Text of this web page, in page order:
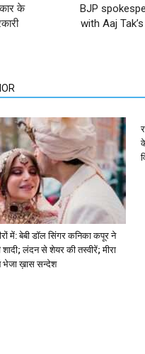
के
BJP
with Aaj
में: बेबी डॉल सिंगर कनिका कपूर ने
शादी; लंदन से शेयर की तस्वीरें; मीरा
भेजा ख़ास सन्देश